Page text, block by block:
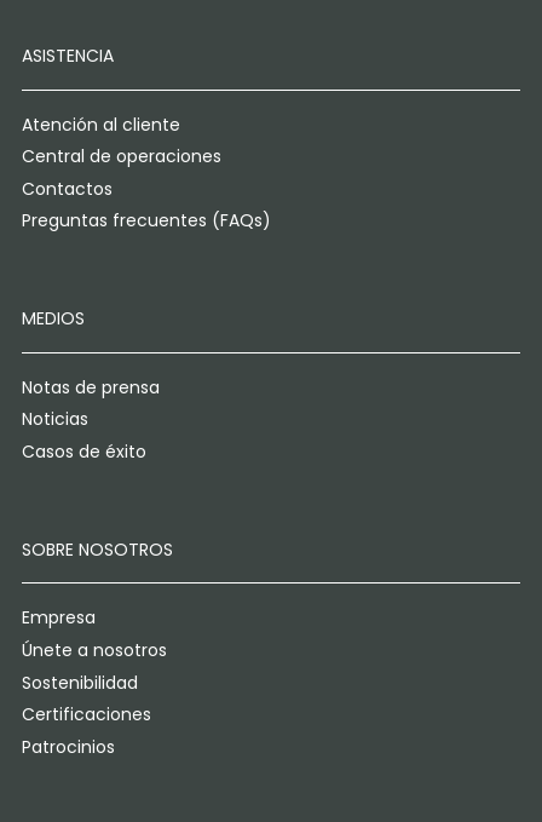
ASISTENCIA
Atención al cliente
Central de operaciones
Contactos
Preguntas frecuentes (FAQs)
MEDIOS
Notas de prensa
Noticias
Casos de éxito
SOBRE NOSOTROS
Empresa
Únete a nosotros
Sostenibilidad
Certificaciones
Patrocinios